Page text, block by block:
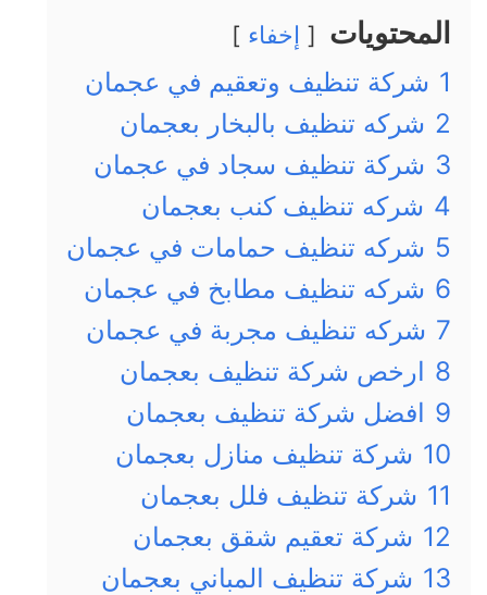
المحتويات إخفاء
1 شركة تنظيف وتعقيم في عجمان
2 شركه تنظيف بالبخار بعجمان
3 شركة تنظيف سجاد في عجمان
4 شركه تنظيف كنب بعجمان
5 شركه تنظيف حمامات في عجمان
6 شركه تنظيف مطابخ في عجمان
7 شركه تنظيف مجربة في عجمان
8 ارخص شركة تنظيف بعجمان
9 افضل شركة تنظيف بعجمان
10 شركة تنظيف منازل بعجمان
11 شركة تنظيف فلل بعجمان
12 شركة تعقيم شقق بعجمان
13 شركة تنظيف المباني بعجمان